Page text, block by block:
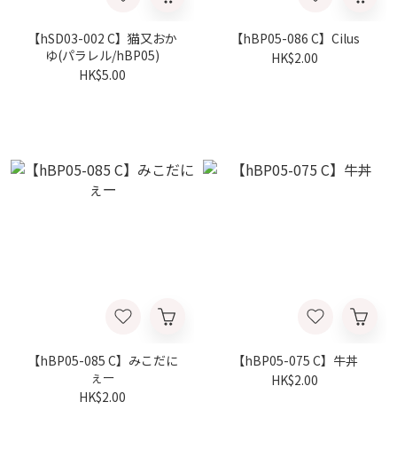
【hSD03-002 C】猫又おか
ゆ(パラレル/hBP05)
HK$5.00
【hBP05-086 C】Cilus
HK$2.00
【hBP05-085 C】みこだに
ぇー
HK$2.00
【hBP05-075 C】牛丼
HK$2.00